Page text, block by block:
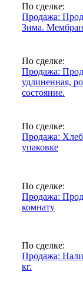
По сделке:
Продажа:
Зима.
По сделке:
Продажа:
удлиненная,
состояние.
По сделке:
Продажа:
упаковке
По сделке:
Продажа:
комнату
По сделке:
Продажа:
кг.